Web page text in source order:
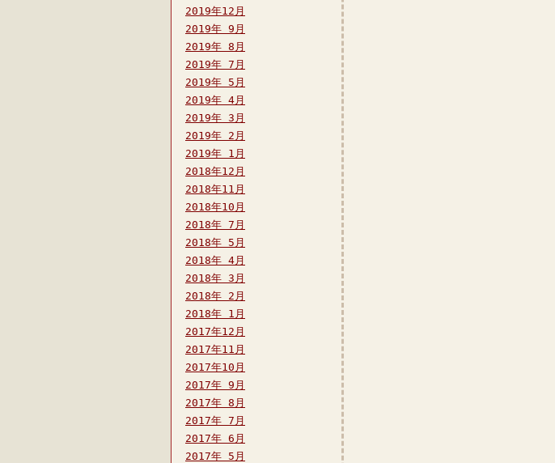
2019年12月
2019年 9月
2019年 8月
2019年 7月
2019年 5月
2019年 4月
2019年 3月
2019年 2月
2019年 1月
2018年12月
2018年11月
2018年10月
2018年 7月
2018年 5月
2018年 4月
2018年 3月
2018年 2月
2018年 1月
2017年12月
2017年11月
2017年10月
2017年 9月
2017年 8月
2017年 7月
2017年 6月
2017年 5月